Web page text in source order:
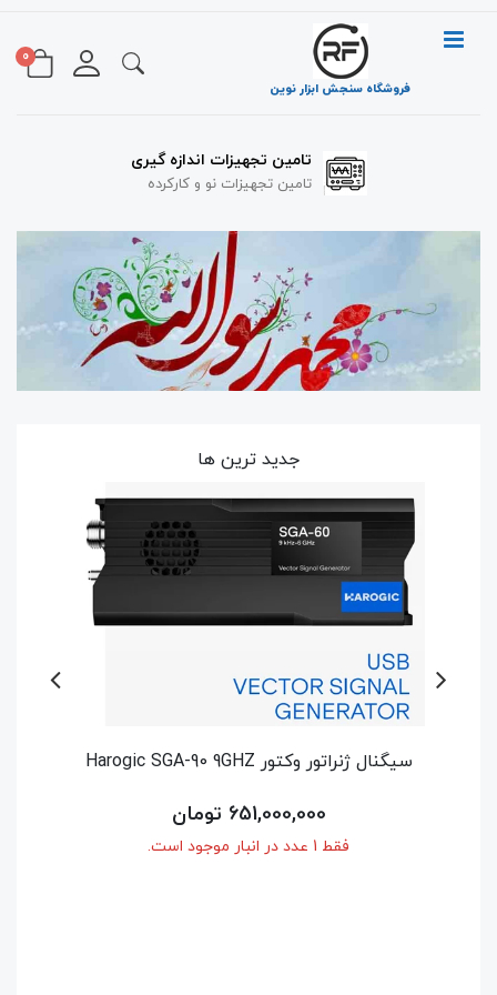
فروشگاه سنجش ابزار نوین
0
تامین تجهیزات اندازه گیری
تامین تجهیزات نو و کارکرده
جدید ترین ها
سیگنال ژنراتور وکتور Harogic SGA-60 6GHZ
514,500,000 تومان
فقط 1 عدد در انبار موجود است.